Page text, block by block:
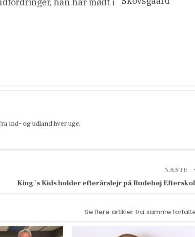
ind- og udland hver uge.
NÆSTE
King´s Kids holder efterårslejr på Rudehøj
Se flere artikler fra samme